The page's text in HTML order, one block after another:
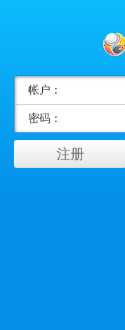
帐户：
密码：